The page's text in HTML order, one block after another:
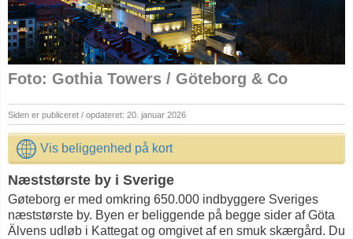
Foto: Gothia Towers / Göteborg & Co
Siden er publiceret / opdateret: 20. januar 2026
Vis beliggenhed på kort
Næststørste by i Sverige
Gøteborg er med omkring 650.000 indbyggere Sveriges
næststørste by. Byen er beliggende på begge sider af Göta
Älvens udløb i Kattegat og omgivet af en smuk skærgård. Du